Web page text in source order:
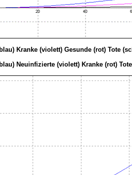
Kranke (violett) Gesunde (rot) Tote
Neuinfizierte (violett) Kranke (rot)